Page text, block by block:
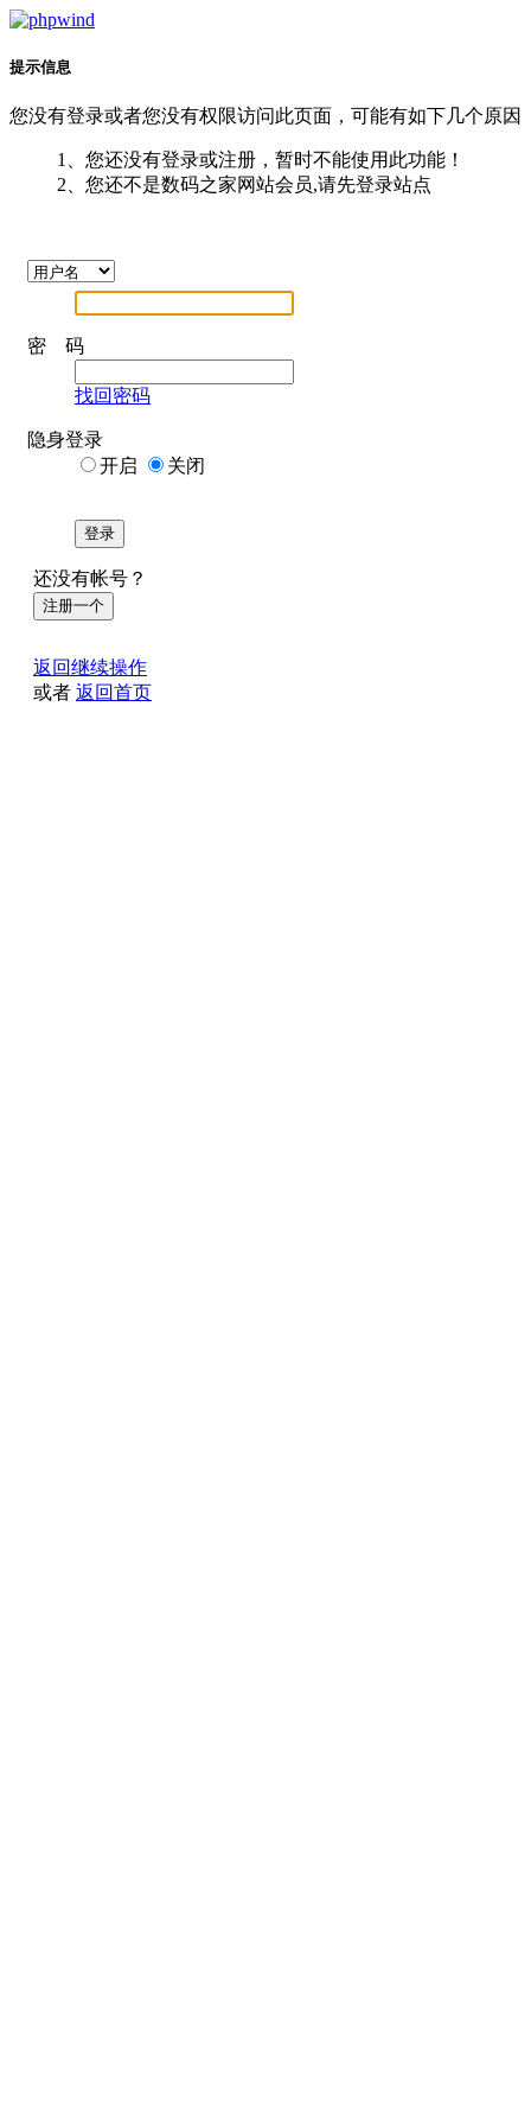
提示信息
您没有登录或者您没有权限访问此页面，可能有如下几个原因
1、您还没有登录或注册，暂时不能使用此功能！
2、您还不是数码之家网站会员,请先登录站点
密 码
找回密码
隐身登录
开启
关闭
登录
还没有帐号？
注册一个
返回继续操作
或者 返回首页